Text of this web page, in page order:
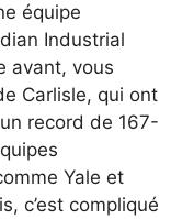
équipe
Industrial
avant, vous
Carlisle, qui ont
record de 167-
Yale et
c’est compliqué